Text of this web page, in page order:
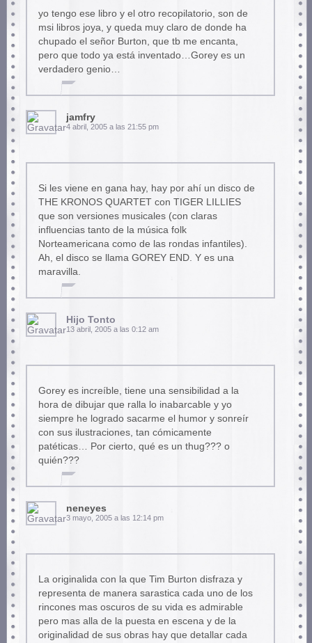
yo tengo ese libro y el otro recopilatorio, son de
msi libros joya, y queda muy claro de donde ha
chupado el señor Burton, que tb me encanta,
pero que todo ya está inventado…Gorey es un
verdadero genio…
jamfry
4 abril, 2005 a las 21:55 pm
Si les viene en gana hay, hay por ahí un disco de
THE KRONOS QUARTET con TIGER LILLIES
que son versiones musicales (con claras
influencias tanto de la música folk
Norteamericana como de las rondas infantiles).
Ah, el disco se llama GOREY END. Y es una
maravilla.
Hijo Tonto
13 abril, 2005 a las 0:12 am
Gorey es increíble, tiene una sensibilidad a la
hora de dibujar que ralla lo inabarcable y yo
siempre he logrado sacarme el humor y sonreír
con sus ilustraciones, tan cómicamente
patéticas… Por cierto, qué es un thug??? o
quién???
neneyes
3 mayo, 2005 a las 12:14 pm
La originalida con la que Tim Burton disfraza y
representa de manera sarastica cada uno de los
rincones mas oscuros de su vida es admirable
pero mas alla de la puesta en escena y de la
originalidad de sus obras hay que detallar cada